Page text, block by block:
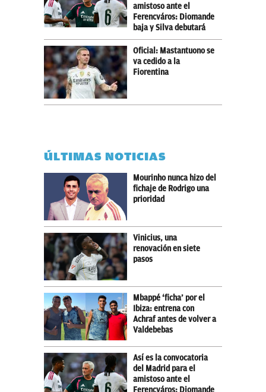
amistoso ante el
Ferencváros: Diomande
baja y Silva debutará
Oficial: Mastantuono se
va cedido a la
Fiorentina
ÚLTIMAS NOTICIAS
Mourinho nunca hizo del
fichaje de Rodrigo una
prioridad
Vinicius, una
renovación en siete
pasos
Mbappé ‘ficha’ por el
Ibiza: entrena con
Achraf antes de volver a
Valdebebas
Así es la convocatoria
del Madrid para el
amistoso ante el
Ferencváros: Diomande